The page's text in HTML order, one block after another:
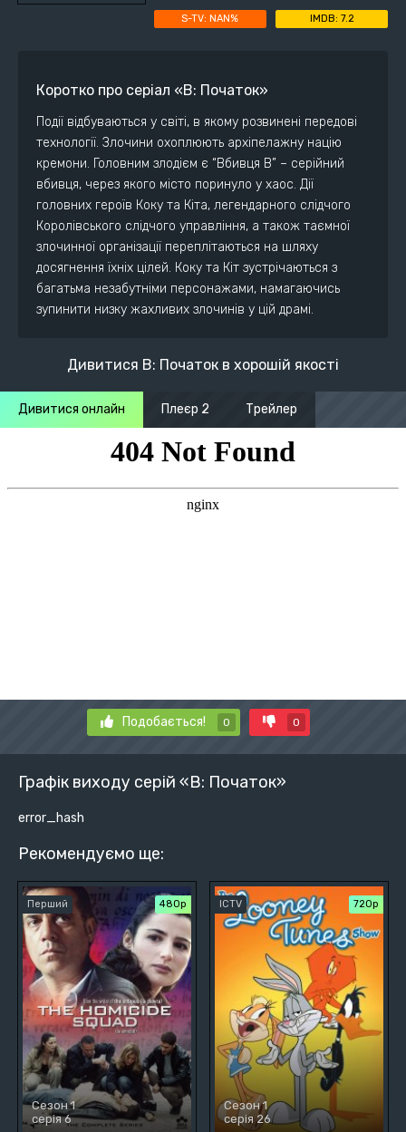
NAN% 7.2
Коротко про серіал «B: Початок»
Події відбуваються у світі, в якому розвинені передові
технології. Злочини охоплюють архіпелажну націю
кремони. Головним злодієм є “Вбивця B” – серійний
вбивця, через якого місто поринуло у хаос. Дії
головних героїв Коку та Кіта, легендарного слідчого
Королівського слідчого управління, а також таємної
злочинної організації переплітаються на шляху
досягнення їхніх цілей. Коку та Кіт зустрічаються з
багатьма незабутніми персонажами, намагаючись
зупинити низку жахливих злочинів у цій драмі.
Дивитися B: Початок в хорошій якості
Дивитися онлайн Плеєр 2 Трейлер
Подобається! 0 0
Графік виходу серій «B: Початок»
error_hash
Рекомендуємо ще:
Перший 480р
Сезон 1
серія 6
ICTV 720p
Сезон 1
серія 26